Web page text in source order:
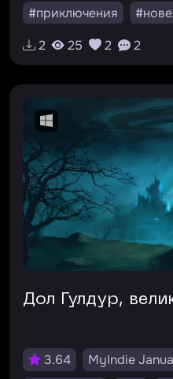
#приключения
#фантастика
2 25 2 2
Дол Гулдур,
3.64 MyIndie